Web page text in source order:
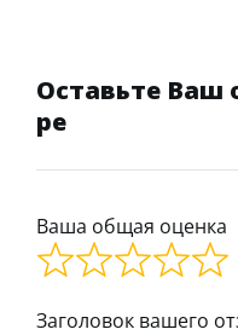
Оставьте Ваш
pe
Ваша общая оценка
Заголовок вашего